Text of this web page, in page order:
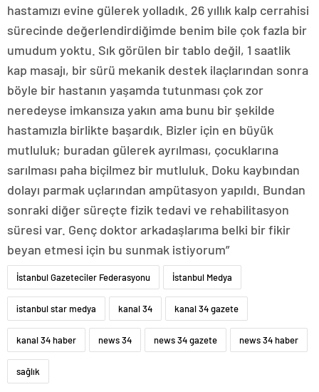
hastamızı evine gülerek yolladık. 26 yıllık kalp cerrahisi
sürecinde değerlendirdiğimde benim bile çok fazla bir
umudum yoktu. Sık görülen bir tablo değil, 1 saatlik
kap masajı, bir sürü mekanik destek ilaçlarından sonra
böyle bir hastanın yaşamda tutunması çok zor
neredeyse imkansıza yakın ama bunu bir şekilde
hastamızla birlikte başardık. Bizler için en büyük
mutluluk; buradan gülerek ayrılması, çocuklarına
sarılması paha biçilmez bir mutluluk. Doku kaybından
dolayı parmak uçlarından ampütasyon yapıldı. Bundan
sonraki diğer süreçte fizik tedavi ve rehabilitasyon
süresi var. Genç doktor arkadaşlarıma belki bir fikir
beyan etmesi için bu sunmak istiyorum”
İstanbul Gazeteciler Federasyonu İstanbul Medya
istanbul star medya kanal 34 kanal 34 gazete
kanal 34 haber news 34 news 34 gazete news 34 haber
sağlık